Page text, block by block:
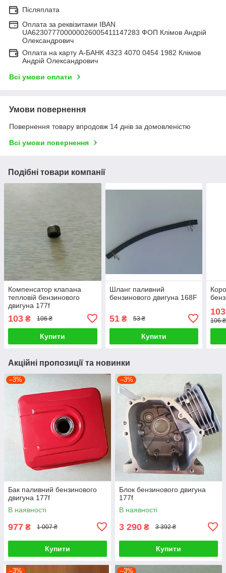
Післяплата
Оплата за реквізитами IBAN
UA623077700000026005411147283 ФОП Клімов Андрій
Олександрович
Оплата на карту А-БАНК 4323 4070 0454 1982 Клімов
Андрій Олександрович
Всі умови оплати
Умови повернення
Повернення товару впродовж 14 днів за домовленістю
Всі умови повернення
Подібні товари компанії
Компенсатор клапана
тепловій бензинового
двигуна 177f
103 ₴ 106 ₴
Купити
Шланг паливний
бензинового двигуна 168F
51₴ 53 ₴
Купити
103
106
Акційні пропозиції та новинки
–3%
Бак паливний бензинового
двигуна 177f
В наявності
977 ₴ 1 007 ₴
Купити
–3%
Блок бензинового двигуна
177f
В наявності
3 290 ₴ 3 392 ₴
Купити
–3% –3%